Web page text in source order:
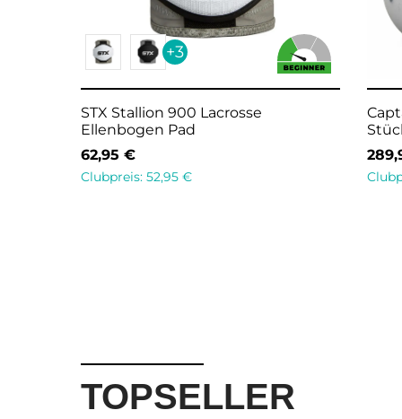
+3
STX Stallion 900 Lacrosse
Ellenbogen Pad
62,95 €
Clubpreis: 52,95 €
TOPSELLER